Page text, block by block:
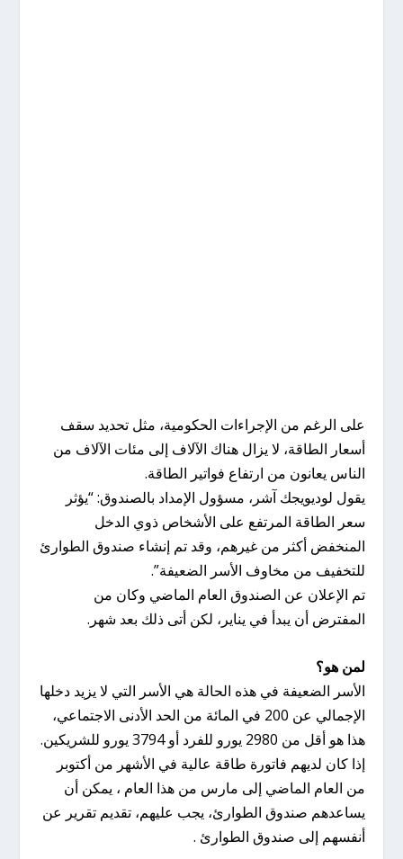
على الرغم من الإجراءات الحكومية، مثل تحديد سقف
أسعار الطاقة، لا يزال هناك الآلاف إلى مئات الآلاف من
الناس يعانون من ارتفاع فواتير الطاقة.
يقول لوديويجك آشر، مسؤول الإمداد بالصندوق: “يؤثر
سعر الطاقة المرتفع على الأشخاص ذوي الدخل
المنخفض أكثر من غيرهم، وقد تم إنشاء صندوق الطوارئ
للتخفيف من مخاوف الأسر الضعيفة”.
تم الإعلان عن الصندوق العام الماضي وكان من
المفترض أن يبدأ في يناير، لكن أتى ذلك بعد شهر.
لمن هو؟
الأسر الضعيفة في هذه الحالة هي الأسر التي لا يزيد دخلها
الإجمالي عن 200 في المائة من الحد الأدنى الاجتماعي،
هذا هو أقل من 2980 يورو للفرد أو 3794 يورو للشريكين.
إذا كان لديهم فاتورة طاقة عالية في الأشهر من أكتوبر
من العام الماضي إلى مارس من هذا العام ، يمكن أن
يساعدهم صندوق الطوارئ، يجب عليهم، تقديم تقرير عن
أنفسهم إلى صندوق الطوارئ .